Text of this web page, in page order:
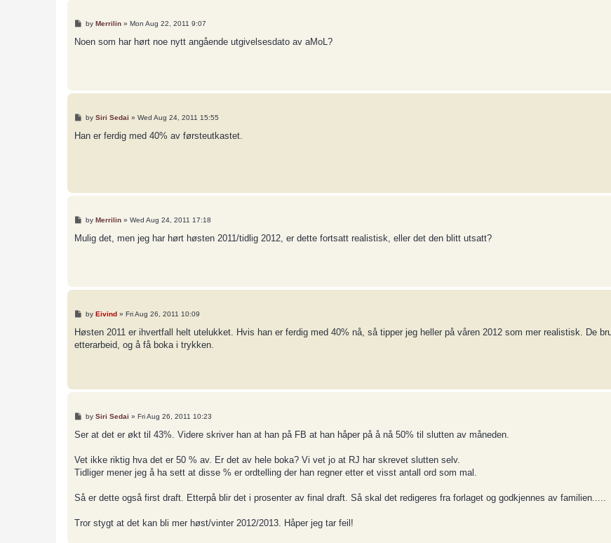
P
s
by Merrilin» Mon Aug 22, 2011 9:07
Noen som har hørt noe nytt angående utgivelsesdato av aMoL?
P
s
by Siri Sedai » Wed Aug 24, 2011 15:55
Han er ferdig med 40% av førsteutkastet.
P
s
by Merrilin» Wed Aug 24, 2011 17:18
Mulig det, men jeg har hørt høsten 2011/tidlig 2012, er dette fortsatt realistisk, eller det den blitt utsatt?
P
s
by Eivind» Fri Aug 26, 2011 10:09
Høsten 2011 er ihvertfall helt utelukket. Hvis han er ferdig med 40% nå, så tipper jeg heller på våren 2012 som mer realistisk. De
etterarbeid, og å få boka i trykken.
P
s
by Siri Sedai » Fri Aug 26, 2011 10:23
Ser at det er økt til 43%. Videre skriver han at han på FB at han håper på å nå 50% til slutten av måneden.
Vet ikke riktig hva det er 50 % av. Er det av hele boka? Vi vet jo at RJ har skrevet slutten selv.
Tidliger mener jeg å ha sett at disse % er ordtelling der han regner etter et visst antall ord som mal.
Så er dette også first draft. Etterpå blir det i prosenter av final draft. Så skal det redigeres fra forlaget og godkjennes av familien.....
Tror stygt at det kan bli mer høst/vinter 2012/2013. Håper jeg tar feil!